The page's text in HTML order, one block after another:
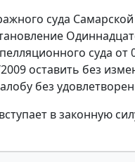
суда Самарской
суда от
оставить без
без
в законную